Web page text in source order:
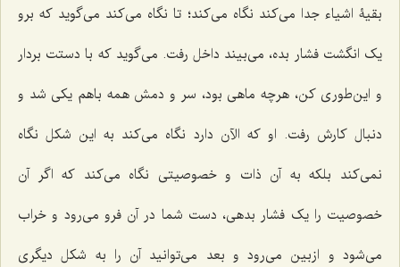
بقیۀ اشیاء جدا مى‌کند نگاه می‌کند؛ تا نگاه مى‌کند مى‌گوید که برو
یک انگشت فشار بده، مى‌بیند داخل رفت. می‌گوید که با دستت بردار
و این‌طوری کن، هرچه ماهى بود، سر و دمش همه باهم یکى شد و
دنبال کارش رفت. او که الآن دارد نگاه مى‌کند به این شکل نگاه
نمى‌کند بلکه به آن ذات و خصوصیتی نگاه مى‌کند که اگر آن
خصوصیت را یک فشار بدهى، دست شما در آن فرو مى‌رود و خراب
مى‌شود و ازبین مى‌رود و بعد مى‌توانید آن را به شکل دیگرى